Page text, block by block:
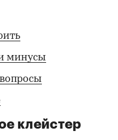
минусы
клейстер